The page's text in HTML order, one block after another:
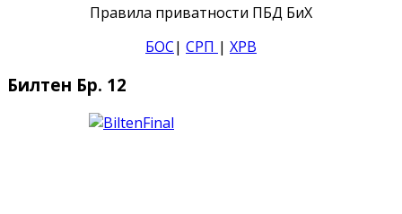
Правила приватности ПБД БиХ
БОС| СРП | ХРВ
Билтен Бр. 12